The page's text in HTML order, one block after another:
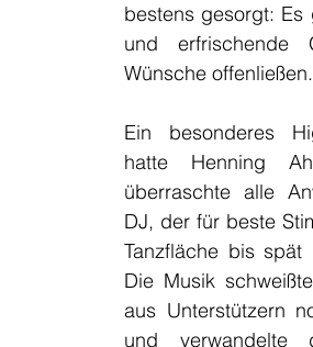
bestens gesorgt: Es
und erfrischende
Wünsche offenließen.
Ein besonderes
hatte Henning
überraschte alle
DJ, der für beste
Tanzfläche bis
Die Musik
aus Unterstützern
und